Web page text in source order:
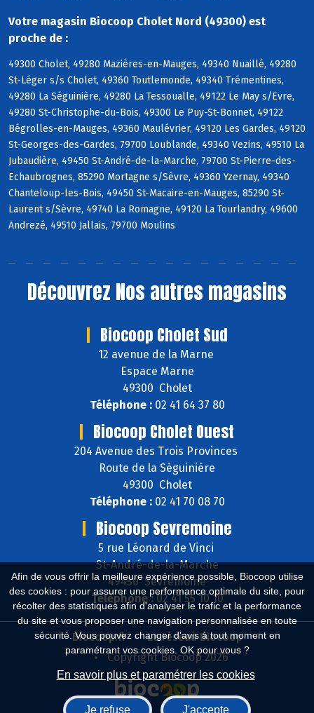
Afin de vous offrir la meilleure expérience possible, Biocoop utilise
des cookies : pour assurer une performance optimale du site, pour
récolter des statistiques afin d'analyser le trafic et la performance
du site et vous proposer une navigation personnalisée en toute
sécurité. Vous pouvez changer d'avis à tout moment en
paramétrant vos cookies. OK pour vous ?
En savoir plus et paramétrer les cookies
Je refuse J'accepte
Votre magasin Biocoop Cholet Nord (49300) est
proche de :
49300 Cholet, 49280 Mazières-en-Mauges, 49340 Nuaillé, 49280
St-Léger s/s Cholet, 49360 Toutlemonde, 49340 Trémentines,
49280 La Séguinière, 49280 La Tessoualle, 49122 Le May s/Evre,
49280 St-Christophe-du-Bois, 49300 Le Puy-St-Bonnet, 49122
Bégrolles-en-Mauges, 49360 Maulévrier, 49120 Les Gardes, 49120
St-Georges-des-Gardes, 79700 Loublande, 49340 Vezins, 49510 La
Jubaudière, 49450 St-André-de-la-Marche, 79700 St-Pierre-des-
Echaubrognes, 85290 Mortagne s/Sèvre, 49360 Yzernay, 49340
Chanteloup-les-Bois, 49450 St-Macaire-en-Mauges, 85290 St-
Laurent s/Sèvre, 49740 La Romagne, 49120 La Tourlandry, 49600
Andrezé, 49510 Jallais, 79700 Moulins
Découvrez Nos autres magasins
Biocoop Cholet Sud
12 avenue de la Marne
Espace Marne
49300 Cholet
Téléphone :02 41 64 37 80
Biocoop Cholet Ouest
204 Avenue des Trois Provinces
Route de la Séguinière
49300 Cholet
Téléphone :02 41 70 08 70
Biocoop Sevremoine
5 rue Léonard de Vinci
St-André-de-la-Marche
49450 Sèvremoine
Téléphone :02 41 55 10 10
Biocoop.fr
Le réseau Biocoop
Copyright Biocoop 2026